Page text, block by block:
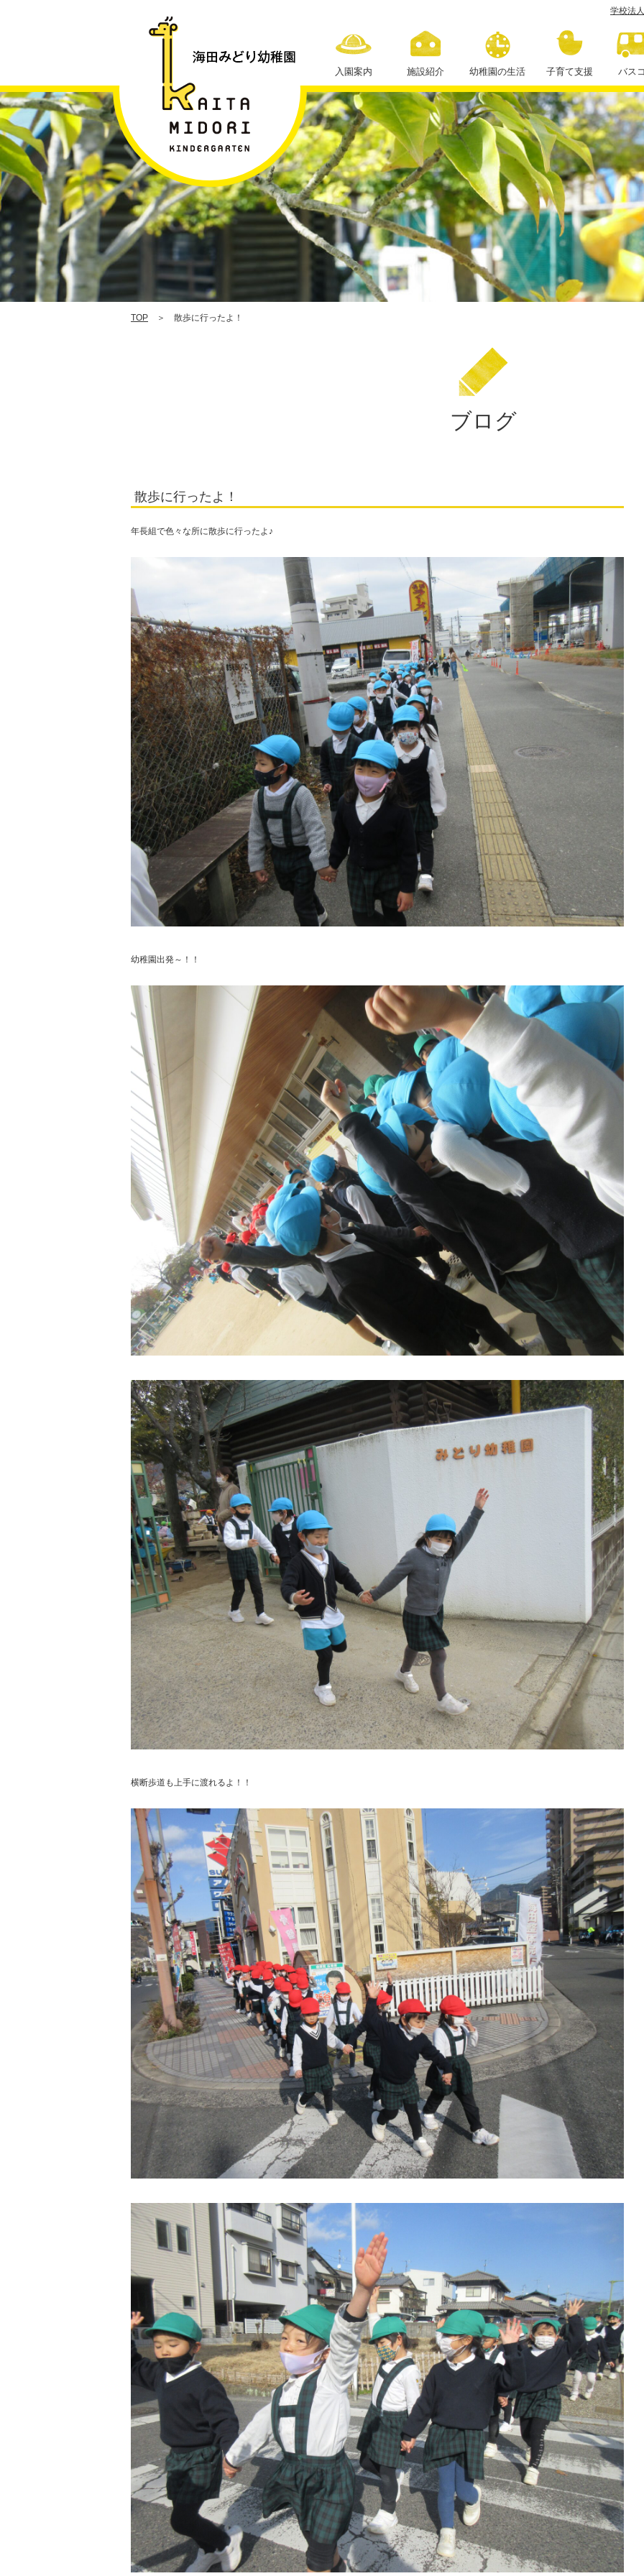
行
っ
た
よ！
|
学
校
法
住
学校法
入園案内 施設紹介 幼稚園の生活
１日の流れ
年間行事
課外授業
子育て支援 バス
TOP ＞ 散歩に行ったよ！
ブログ
散歩に行ったよ！
年長組で色々な所に散歩に行ったよ♪
幼稚園出発～！！
横断歩道も上手に渡れるよ！！